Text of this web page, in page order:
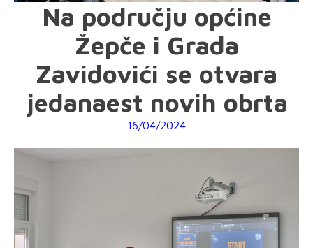
Na području općine
Žepče i Grada
Zavidovići se otvara
jedanaest novih obrta
16/04/2024